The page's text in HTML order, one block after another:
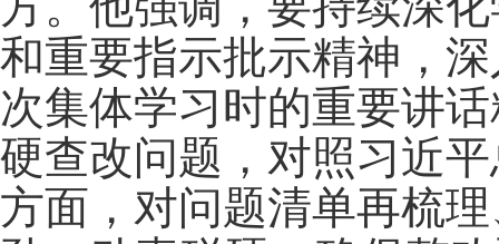
和重要指示批示精神，
次集体学习时的重要讲
硬查改问题，对照习近
方面，对问题清单再梳